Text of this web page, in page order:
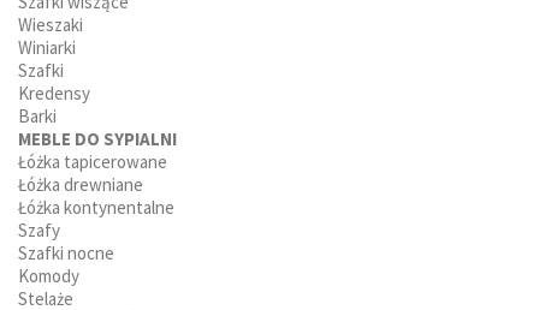
Wieszaki
Winiarki
Szafki
Kredensy
Barki
MEBLE DO SYPIALNI
Łóżka tapicerowane
Łóżka drewniane
Łóżka kontynentalne
Szafy
Szafki nocne
Komody
Stelaże